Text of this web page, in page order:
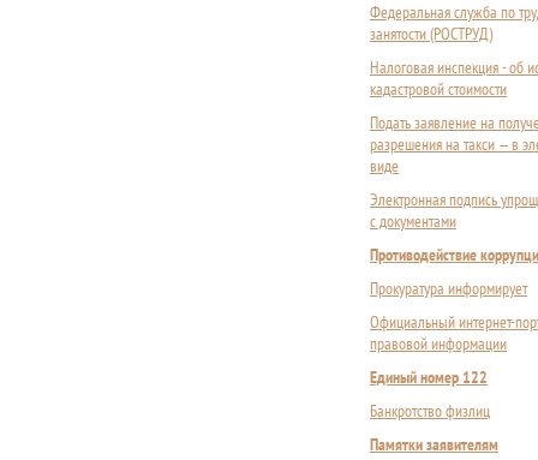
Федеральная служба по
занятости (РОСТРУД)
Налоговая инспекция - об
кадастровой стоимости
Подать заявление на
разрешения на такси — в
виде
Электронная подпись
с документами
Противодействие
Прокуратура информирует
Официальный интернет-
правовой информации
Единый номер 122
Банкротство физлиц
Памятки заявителям